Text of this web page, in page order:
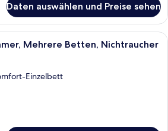
Daten auswählen und Preise sehen
Ein Hotelzimmer mit einem großen
Mehrere Betten, Nichtraucher
Einzelbett